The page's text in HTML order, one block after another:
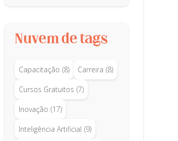
Nuvem de tags
Capacitação (8) Carreira (8)
Cursos Gratuitos (7)
Inovação (17)
Inteligência Artificial (9)